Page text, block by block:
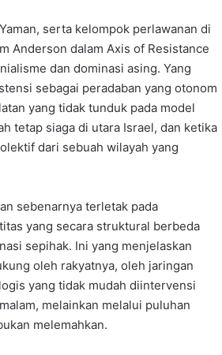
serta kelompok perlawanan di
Anderson dalam Axis of Resistance
dan dominasi asing. Yang
sebagai peradaban yang otonom
yang tidak tunduk pada model
tetap siaga di utara Israel, dan ketika
dari sebuah wilayah yang
sebenarnya terletak pada
yang secara struktural berbeda
sepihak. Ini yang menjelaskan
oleh rakyatnya, oleh jaringan
yang tidak mudah diintervensi
melainkan melalui puluhan
melemahkan.